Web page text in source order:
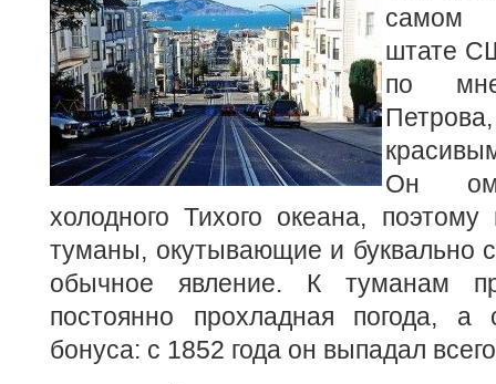
самом
штате
по
Он
холодного Тихого океана, поэтому
туманы, окутывающие и буквально
обычное явление. К туманам
постоянно прохладная погода,
бонуса: с 1852 года он выпадал